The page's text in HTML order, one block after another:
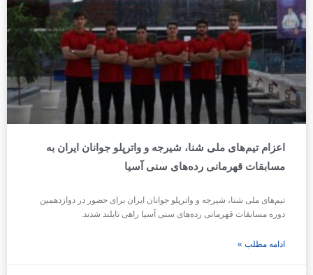
اعزام تیم‌های ملی شنا، شیرجه و واترپلو جوانان ایران به
مسابقات قهرمانی رده‌های سنی آسیا
تیم‌های ملی شنا، شیرجه و واترپلو جوانان ایران برای حضور در دوازدهمین
دوره مسابقات قهرمانی رده‌های سنی آسیا راهی تایلند شدند.
ادامه مطلب »